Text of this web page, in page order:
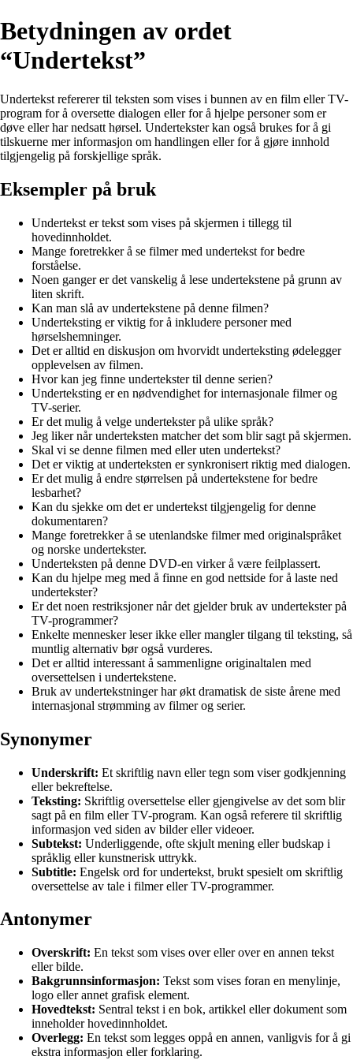
Betydningen av ordet
“Undertekst”
Undertekst refererer til teksten som vises i bunnen av en film eller TV-
program for å oversette dialogen eller for å hjelpe personer som er
døve eller har nedsatt hørsel. Undertekster kan også brukes for å gi
tilskuerne mer informasjon om handlingen eller for å gjøre innhold
tilgjengelig på forskjellige språk.
Eksempler på bruk
Undertekst er tekst som vises på skjermen i tillegg til
hovedinnholdet.
Mange foretrekker å se filmer med undertekst for bedre
forståelse.
Noen ganger er det vanskelig å lese undertekstene på grunn av
liten skrift.
Kan man slå av undertekstene på denne filmen?
Underteksting er viktig for å inkludere personer med
hørselshemninger.
Det er alltid en diskusjon om hvorvidt underteksting ødelegger
opplevelsen av filmen.
Hvor kan jeg finne undertekster til denne serien?
Underteksting er en nødvendighet for internasjonale filmer og
TV-serier.
Er det mulig å velge undertekster på ulike språk?
Jeg liker når underteksten matcher det som blir sagt på skjermen.
Skal vi se denne filmen med eller uten undertekst?
Det er viktig at underteksten er synkronisert riktig med dialogen.
Er det mulig å endre størrelsen på undertekstene for bedre
lesbarhet?
Kan du sjekke om det er undertekst tilgjengelig for denne
dokumentaren?
Mange foretrekker å se utenlandske filmer med originalspråket
og norske undertekster.
Underteksten på denne DVD-en virker å være feilplassert.
Kan du hjelpe meg med å finne en god nettside for å laste ned
undertekster?
Er det noen restriksjoner når det gjelder bruk av undertekster på
TV-programmer?
Enkelte mennesker leser ikke eller mangler tilgang til teksting, så
muntlig alternativ bør også vurderes.
Det er alltid interessant å sammenligne originaltalen med
oversettelsen i undertekstene.
Bruk av undertekstninger har økt dramatisk de siste årene med
internasjonal strømming av filmer og serier.
Synonymer
Underskrift: Et skriftlig navn eller tegn som viser godkjenning
eller bekreftelse.
Teksting: Skriftlig oversettelse eller gjengivelse av det som blir
sagt på en film eller TV-program. Kan også referere til skriftlig
informasjon ved siden av bilder eller videoer.
Subtekst: Underliggende, ofte skjult mening eller budskap i
språklig eller kunstnerisk uttrykk.
Subtitle: Engelsk ord for undertekst, brukt spesielt om skriftlig
oversettelse av tale i filmer eller TV-programmer.
Antonymer
Overskrift: En tekst som vises over eller over en annen tekst
eller bilde.
Bakgrunnsinformasjon: Tekst som vises foran en menylinje,
logo eller annet grafisk element.
Hovedtekst: Sentral tekst i en bok, artikkel eller dokument som
inneholder hovedinnholdet.
Overlegg: En tekst som legges oppå en annen, vanligvis for å gi
ekstra informasjon eller forklaring.